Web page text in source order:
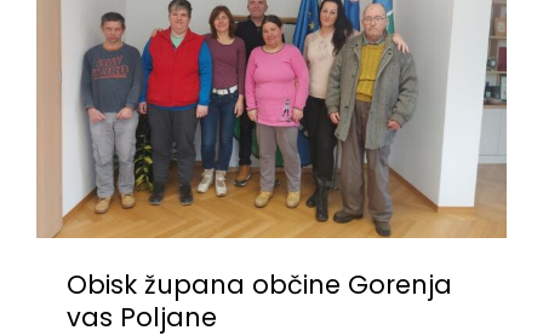
Obisk župana občine Gorenja
vas Poljane